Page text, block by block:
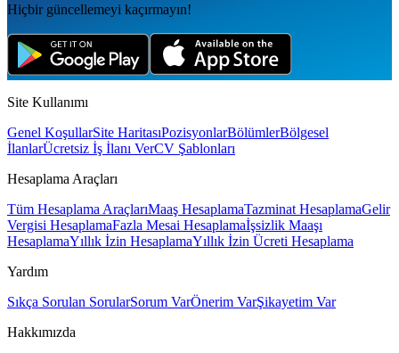
Hiçbir güncellemeyi kaçırmayın!
Site Kullanımı
Genel KoşullarSite HaritasıPozisyonlarBölümlerBölgesel
İlanlarÜcretsiz İş İlanı VerCV Şablonları
Hesaplama Araçları
Tüm Hesaplama AraçlarıMaaş HesaplamaTazminat HesaplamaGelir
Vergisi HesaplamaFazla Mesai Hesaplamaİşsizlik Maaşı
HesaplamaYıllık İzin HesaplamaYıllık İzin Ücreti Hesaplama
Yardım
Sıkça Sorulan SorularSorum VarÖnerim VarŞikayetim Var
Hakkımızda